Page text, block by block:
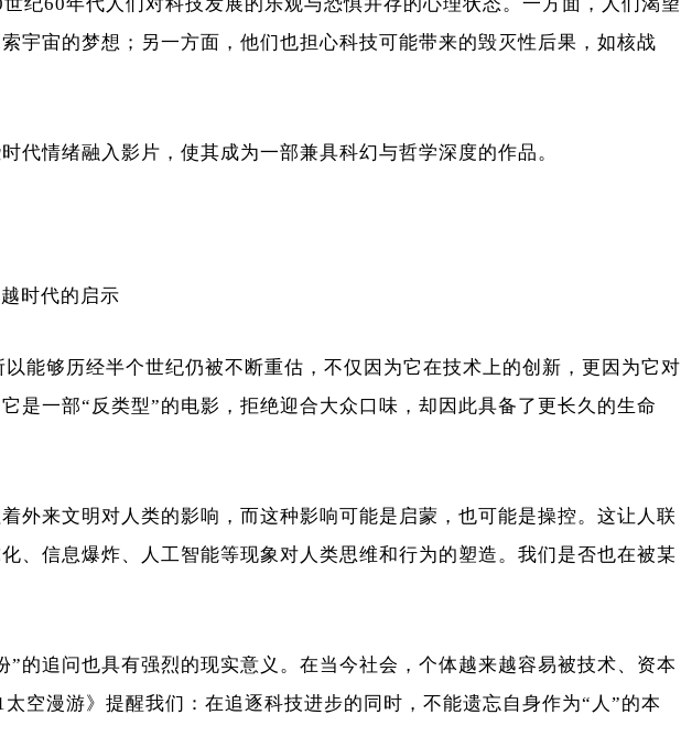
宇宙的梦想；另一方面，他们也担心科技可能带来的毁灭性后果，如核战
代情绪融入影片，使其成为一部兼具科幻与哲学深度的作品。
时代的启示
以能够历经半个世纪仍被不断重估，不仅因为它在技术上的创新，更因为它对
是一部“反类型”的电影，拒绝迎合大众口味，却因此具备了更长久的生命
外来文明对人类的影响，而这种影响可能是启蒙，也可能是操控。这让人联
、信息爆炸、人工智能等现象对人类思维和行为的塑造。我们是否也在被某
”的追问也具有强烈的现实意义。在当今社会，个体越来越容易被技术、资本
空漫游》提醒我们：在追逐科技进步的同时，不能遗忘自身作为“人”的本